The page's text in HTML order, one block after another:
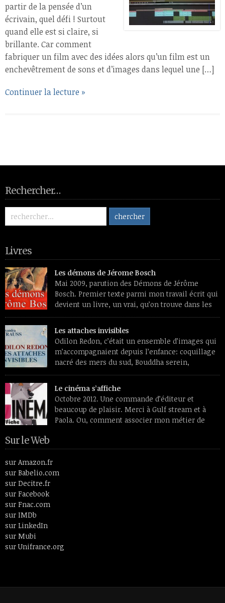
partir de la pensée d’un
écrivain, quel défi ! Surtout
quand elle est si claire, si
brillante. Car comment
fabriquer un film avec des idées alors qu’un film est un
enchevêtrement de sons et d’images dans lequel une […]
Continuer la lecture »
Rechercher…
Livres
Les démons de Jérome Bosch
Mai 2009, parution des Démons de Jérôme
Bosch. Premier texte parmi mon travail écrit qui
devient un livre, un vrai, qu’on trouve dans les
librairies et les sites de vente de livres et aura
des lecteurs inconnus de moi. Premier souvenir de travail, un
livre de reproductions feuilleté dans une chaise longue, l’été.
L’émerveillement devant […]
Les attaches invisibles
Odilon Redon, c’était un ensemble d’images qui
m’accompagnaient depuis l’enfance: coquillage
nacré des mers du sud, Bouddha serein,
papillons translucides, profils de médaille
transfigurés par des lumières intérieures et se détachant sur
des fleurs étranges, douces et vénéneuses à la fois. Peintre
ayant vécu entre le 19e siècle et le 20ème, Odilon Redon aimait
plus […]
Le cinéma s’affiche
Octobre 2012. Une commande d’éditeur et
beaucoup de plaisir. Merci à Gulf stream et à
Paola. Ou, comment associer mon métier de
cinéphile que je suis toujours restée. En 26 lettres et 52
articles, le livre fait un tour de l’histoire du cinéma en passant
par des thèmes aussi […]
Sur le Web
sur Amazon.fr
sur Babelio.com
sur Decitre.fr
sur Facebook
sur Fnac.com
sur IMDb
sur LinkedIn
sur Mubi
sur Unifrance.org